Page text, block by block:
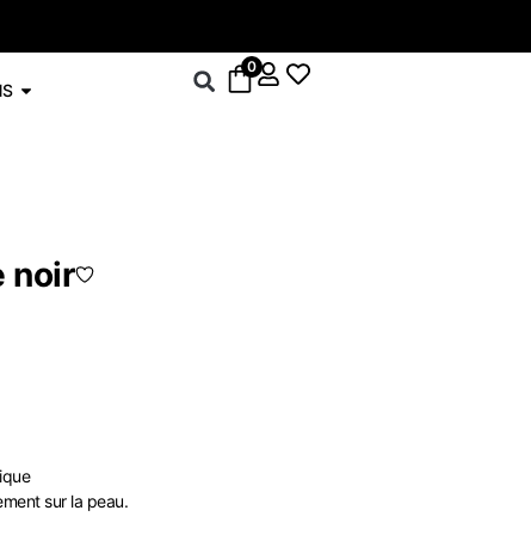
0
noir
sur la peau.